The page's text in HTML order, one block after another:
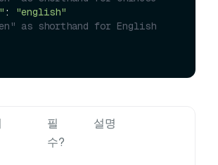
:
"english"
as shorthand for English
필
수?
설명